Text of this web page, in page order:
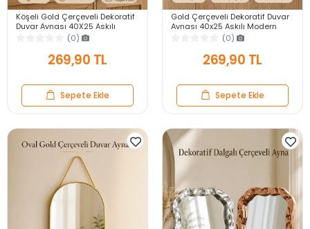
Köşeli Gold Çerçeveli Dekoratif
Duvar Aynası 40X25 Askılı
Modern Salon Antre Banyo
Yatak Odası Ayna
(0)
269,90 TL
Sepete Ekle
Gold Çerçeveli Dekoratif Duvar
Aynası 40x25 Askılı Modern
Salon Antre Banyo Yatak Odası
(0)
269,90 TL
Sepete Ekle